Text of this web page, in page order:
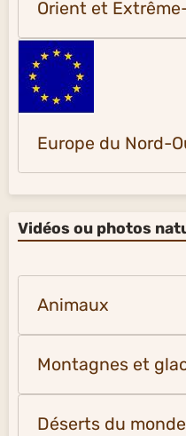
Orient et
Europe du Nord-
Vidéos ou photos
Animaux
Montagnes et
Déserts du monde